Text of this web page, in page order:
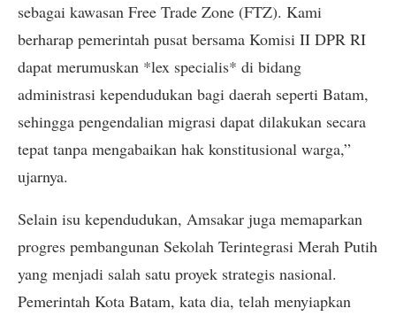
sebagai kawasan Free Trade Zone (FTZ). Kami
berharap pemerintah pusat bersama Komisi II DPR RI
dapat merumuskan *lex specialis* di bidang
administrasi kependudukan bagi daerah seperti Batam,
sehingga pengendalian migrasi dapat dilakukan secara
tepat tanpa mengabaikan hak konstitusional warga,”
ujarnya.
Selain isu kependudukan, Amsakar juga memaparkan
progres pembangunan Sekolah Terintegrasi Merah Putih
yang menjadi salah satu proyek strategis nasional.
Pemerintah Kota Batam, kata dia, telah menyiapkan